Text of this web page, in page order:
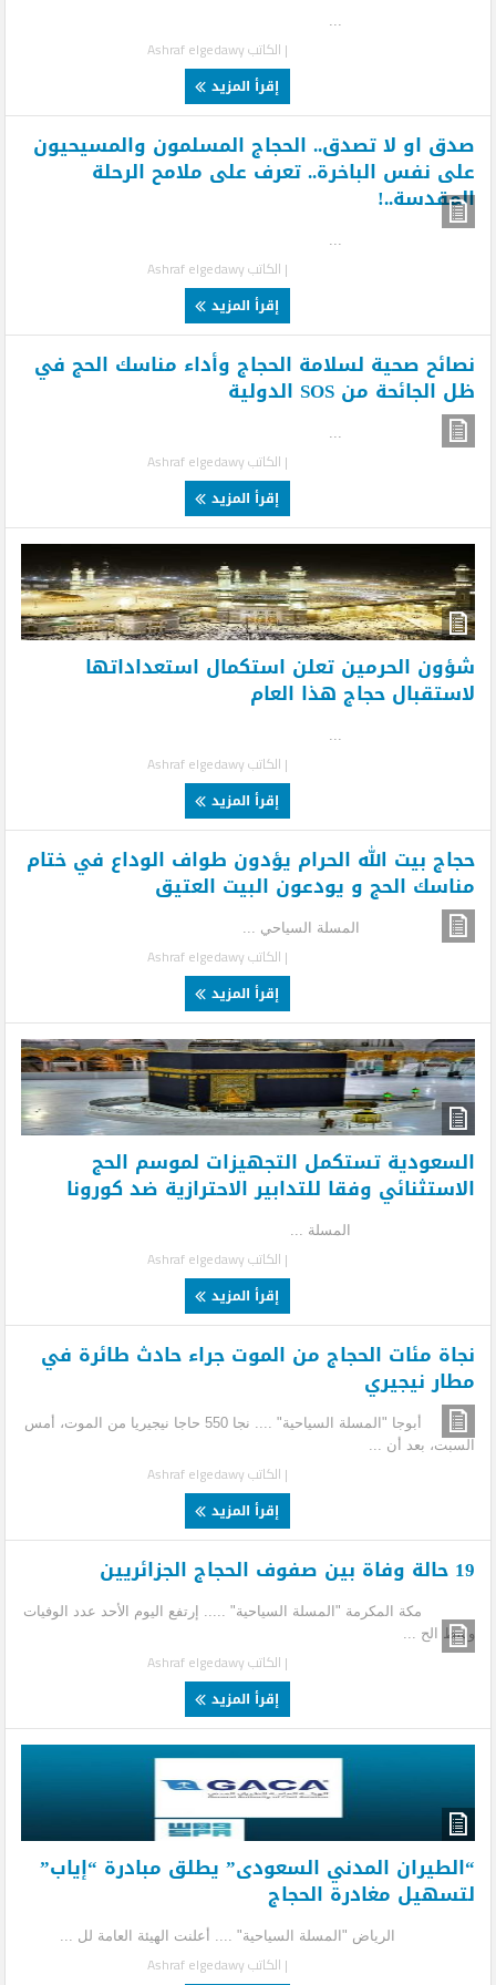
| الكاتبAshraf elgedawy
إقرأ المزيد
صدق او لا تصدق.. الحجاج المسلمون والمسيحيون
على نفس الباخرة.. تعرف على ملامح الرحلة
المقدسة..!
| الكاتبAshraf elgedawy
إقرأ المزيد
نصائح صحية لسلامة الحجاج وأداء مناسك الحج في
ظل الجائحة من SOS الدولية
...
| الكاتبAshraf elgedawy
إقرأ المزيد
شؤون الحرمين تعلن استكمال استعداداتها
لاستقبال حجاج هذا العام
| الكاتبAshraf elgedawy
إقرأ المزيد
حجاج بيت الله الحرام يؤدون طواف الوداع في ختام
مناسك الحج و يودعون البيت العتيق
المسلة السياحي ...
| الكاتبAshraf elgedawy
إقرأ المزيد
السعودية تستكمل التجهيزات لموسم الحج
الاستثنائي وفقا للتدابير الاحترازية ضد كورونا
المسلة ...
| الكاتبAshraf elgedawy
إقرأ المزيد
نجاة مئات الحجاج من الموت جراء حادث طائرة في
مطار نيجيري
أبوجا "المسلة السياحية" .... نجا 550 حاجا نيجيريا من الموت، أمس
السبت، بعد أن ...
| الكاتبAshraf elgedawy
إقرأ المزيد
19 حالة وفاة بين صفوف الحجاج الجزائريين
مکة المکرمة "المسلة السياحية" ..... إرتفع اليوم الأحد عدد الوفيات
وسط الح ...
| الكاتبAshraf elgedawy
إقرأ المزيد
“الطيران المدني السعودى” يطلق مبادرة “إياب”
لتسهيل مغادرة الحجاج
الرياض "المسلة السياحية" .... أعلنت الهيئة العامة لل ...
| الكاتبAshraf elgedawy